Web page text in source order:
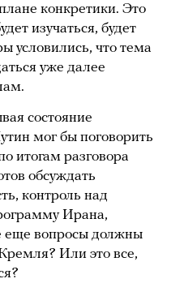
конкретики. Это
изучаться, будет
условились, что тема
уже далее
состояние
мог бы поговорить
итогам разговора
обсуждать
контроль над
Ирана,
еще вопросы должны
Или это все,